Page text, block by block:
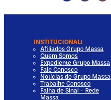
INSTITUCIONAL!
Afiliados Grupo Massa
Quem Somos
Expediente Grupo Massa
Fale Conosco
Notícias do Grupo Massa
Trabalhe Conosco
Falha de Sinal - Rede
Massa